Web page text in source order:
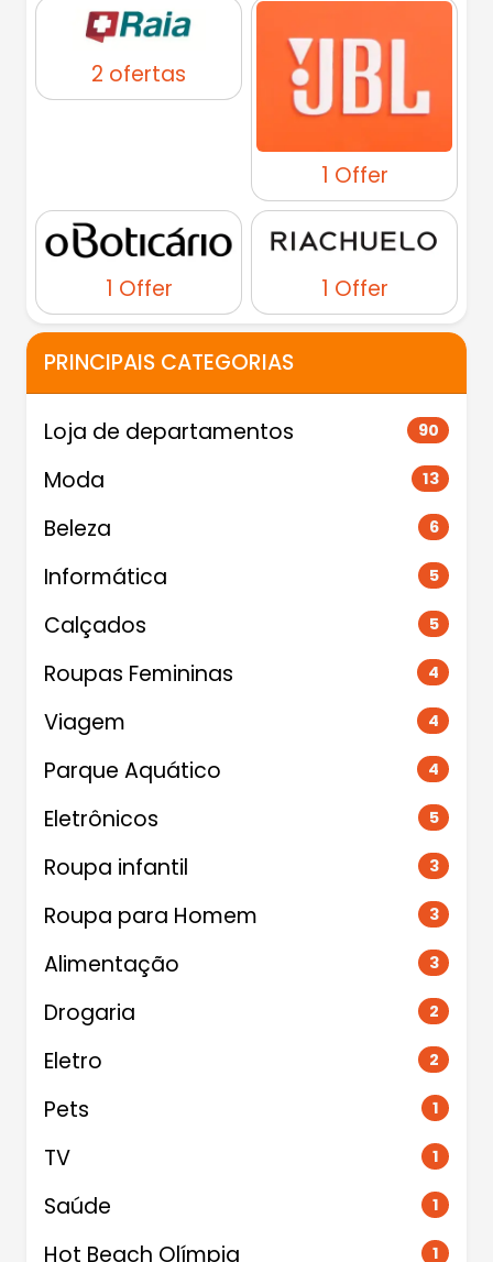
2 ofertas
1 Offer
1 Offer 1 Offer
PRINCIPAIS CATEGORIAS
Loja de departamentos 90
Moda 13
Beleza 6
Informática 5
Calçados 5
Roupas Femininas 4
Viagem 4
Parque Aquático 4
Eletrônicos 5
Roupa infantil 3
Roupa para Homem 3
Alimentação 3
Drogaria 2
Eletro 2
Pets 1
TV 1
Saúde 1
Hot Beach Olímpia 1